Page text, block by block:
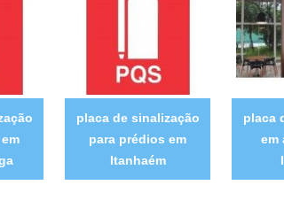
placa de sinalização
para prédios em
Itanhaém
placa
em